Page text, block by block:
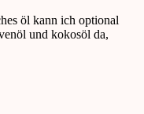
öl kann ich optional
und kokosöl da,